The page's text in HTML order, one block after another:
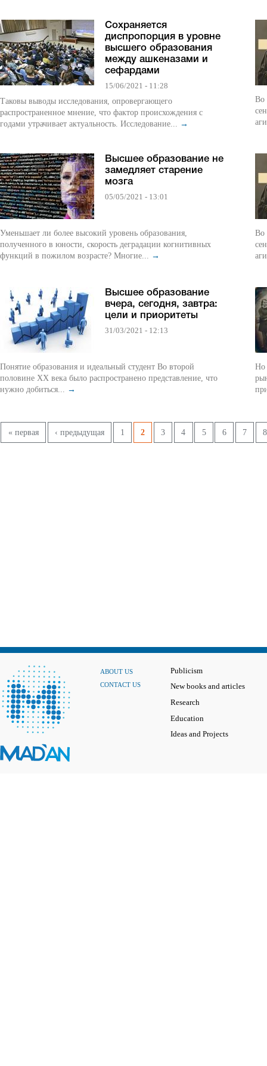
Сохраняется
диспропорция в уровне
высшего образования
между ашкеназами и
сефардами
15/06/2021 - 11:28
Таковы выводы исследования, опровергающего
распространенное мнение, что фактор происхождения с
годами утрачивает актуальность. Исследование...
→
Высшее образование не
замедляет старение
мозга
05/05/2021 - 13:01
Уменьшает ли более высокий уровень образования,
полученного в юности, скорость деградации когнитивных
функций в пожилом возрасте? Многие... →
Высшее образование
вчера, сегодня, завтра:
цели и приоритеты
31/03/2021 - 12:13
Понятие образования и идеальный студент Во второй
половине XX века было распространено представление, что
нужно добиться... →
Во
Во
Но
Pages
« первая ‹ предыдущая 1 2 3 4 5 6 7 8
ABOUT US
CONTACT US
Publicism
New books and articles
Research
Education
Ideas and Projects